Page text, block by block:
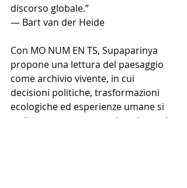
discorso globale.”
— Bart van der Heide
Con MO NUM EN TS, Supaparinya
propone una lettura del paesaggio
come archivio vivente, in cui
decisioni politiche, trasformazioni
ecologiche ed esperienze umane si
sedimentano e restano inscritte nel